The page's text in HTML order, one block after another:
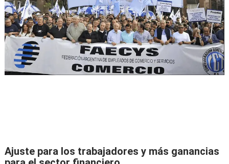
Ajuste para los trabajadores y más ganancias